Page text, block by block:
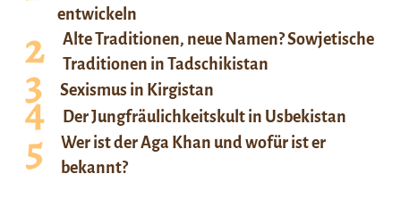
entwickeln
Alte Traditionen, neue Namen? Sowjetische
Traditionen in Tadschikistan
Sexismus in Kirgistan
Der Jungfräulichkeitskult in Usbekistan
Wer ist der Aga Khan und wofür ist er
bekannt?